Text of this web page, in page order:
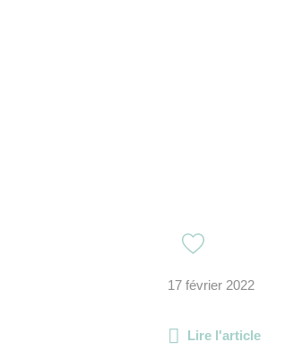
17 février 2022
Lire l'article